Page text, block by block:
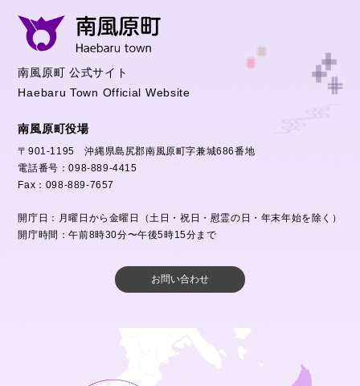
南風原町 公式サイト
Haebaru Town Official Website
南風原町役場
〒901-1195 沖縄県島尻郡南風原町字兼城686番地
電話番号：098-889-4415
Fax：098-889-7657
開庁日：月曜日から金曜日（土日・祝日・慰霊の日・年末年始を除く）
開庁時間：午前8時30分〜午後5時15分まで
お問い合わせ